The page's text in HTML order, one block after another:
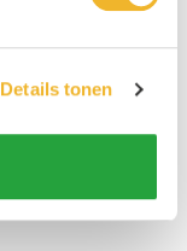
Details tonen